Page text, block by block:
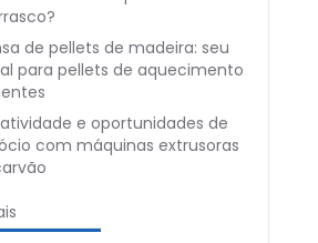
de pellets de madeira: seu
para pellets de aquecimento
e oportunidades de
com máquinas extrusoras